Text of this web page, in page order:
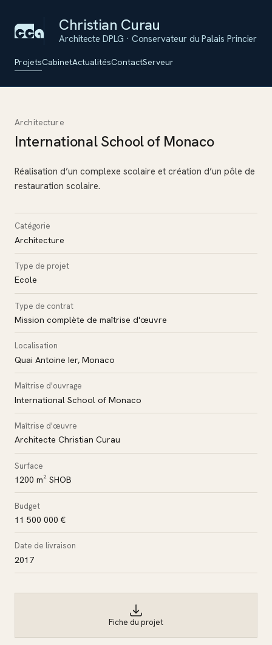
Christian Curau
Architecte DPLG · Conservateur du Palais Princier
ProjetsCabinetActualitésContactServeur
Architecture
International School of Monaco
Réalisation d’un complexe scolaire et création d’un pôle de
restauration scolaire.
Catégorie
Architecture
Type de projet
Ecole
Type de contrat
Mission complète de maîtrise d'œuvre
Localisation
Quai Antoine Ier, Monaco
Maîtrise d'ouvrage
International School of Monaco
Maîtrise d'œuvre
Architecte Christian Curau
Surface
1200 m² SHOB
Budget
11 500 000 €
Date de livraison
2017
Fiche du projet